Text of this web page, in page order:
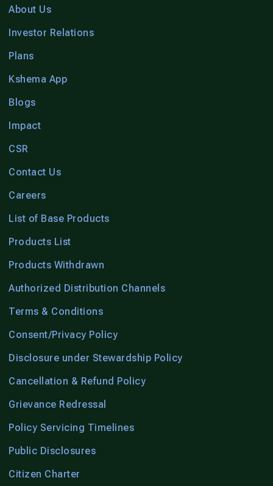
About Us
Investor Relations
Plans
Kshema App
Blogs
Impact
CSR
Contact Us
Careers
List of Base Products
Products List
Products Withdrawn
Authorized Distribution Channels
Terms & Conditions
Consent/Privacy Policy
Disclosure under Stewardship Policy
Cancellation & Refund Policy
Grievance Redressal
Policy Servicing Timelines
Public Disclosures
Citizen Charter